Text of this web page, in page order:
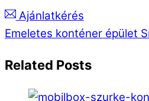
Ajánlatkérés
Emeletes konténer épület
Related Posts